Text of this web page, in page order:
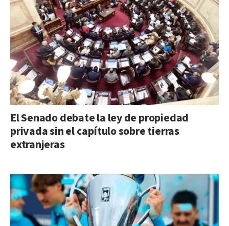
El Senado debate la ley de propiedad
privada sin el capítulo sobre tierras
extranjeras